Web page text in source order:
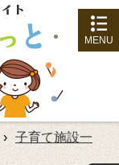
MENU
› 子育て施設一